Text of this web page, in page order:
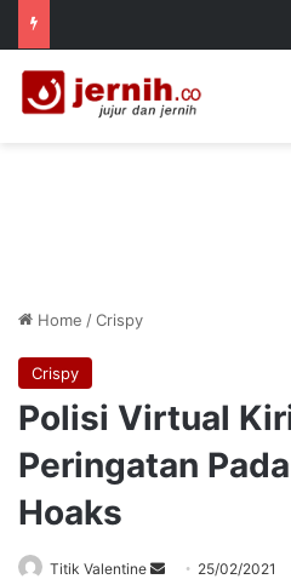
Home /Crispy
Crispy
Polisi Virtual
Peringatan
Hoaks
Titik Valentine
Send 25/02/2021